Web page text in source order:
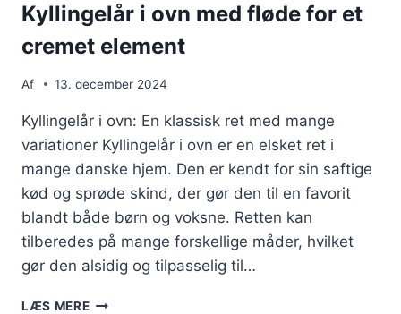
Kyllingelår i ovn med fløde for et
cremet element
Af 13. december 2024
Kyllingelår i ovn: En klassisk ret med mange
variationer Kyllingelår i ovn er en elsket ret i
mange danske hjem. Den er kendt for sin saftige
kød og sprøde skind, der gør den til en favorit
blandt både børn og voksne. Retten kan
tilberedes på mange forskellige måder, hvilket
gør den alsidig og tilpasselig til…
LÆS MEREKYLLINGELÅR